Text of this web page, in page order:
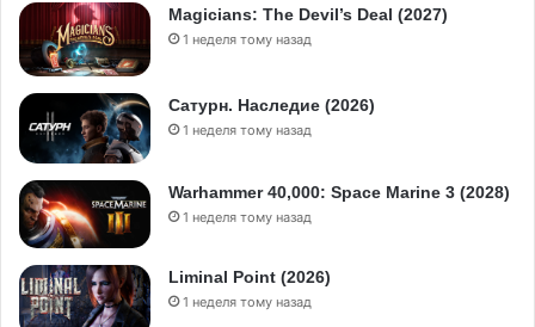
Magicians: The Devil’s Deal (2027)
1 неделя тому назад
Сатурн. Наследие (2026)
1 неделя тому назад
Warhammer 40,000: Space Marine 3 (2028)
1 неделя тому назад
Liminal Point (2026)
1 неделя тому назад